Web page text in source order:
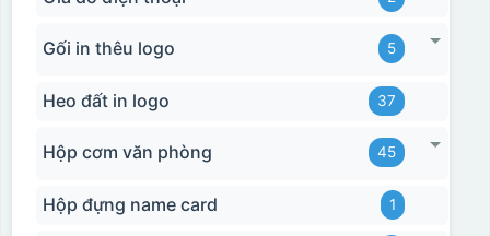
Gối in thêu logo 5
Heo đất in logo 37
Hộp cơm văn phòng 45
Hộp đựng name card 1